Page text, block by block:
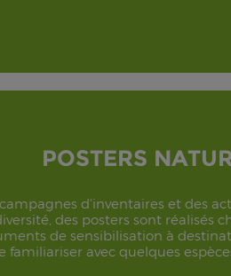
POSTERS
d'inventaires et des
des posters sont réalisés
de sensibilisation à
familiariser avec quelques